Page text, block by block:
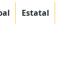
Estatal